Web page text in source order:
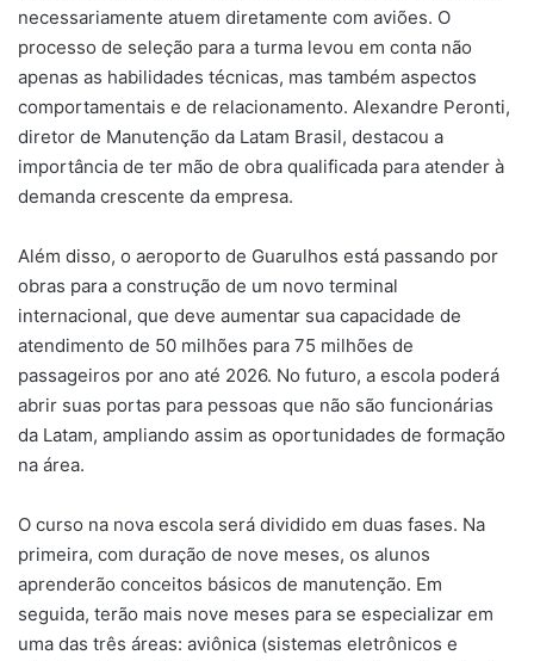
necessariamente atuem diretamente com aviões. O
processo de seleção para a turma levou em conta não
apenas as habilidades técnicas, mas também aspectos
comportamentais e de relacionamento. Alexandre Peronti,
diretor de Manutenção da Latam Brasil, destacou a
importância de ter mão de obra qualificada para atender à
demanda crescente da empresa.
Além disso, o aeroporto de Guarulhos está passando por
obras para a construção de um novo terminal
internacional, que deve aumentar sua capacidade de
atendimento de 50 milhões para 75 milhões de
passageiros por ano até 2026. No futuro, a escola poderá
abrir suas portas para pessoas que não são funcionárias
da Latam, ampliando assim as oportunidades de formação
na área.
O curso na nova escola será dividido em duas fases. Na
primeira, com duração de nove meses, os alunos
aprenderão conceitos básicos de manutenção. Em
seguida, terão mais nove meses para se especializar em
uma das três áreas: aviônica (sistemas eletrônicos e